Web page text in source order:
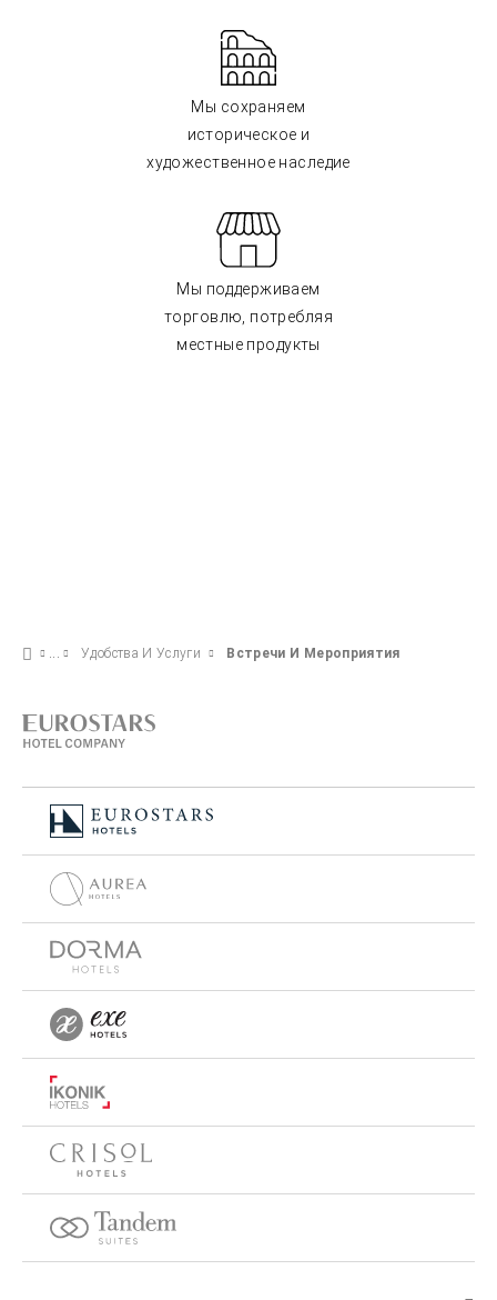
Мы сохраняем
историческое и
художественное наследие
Мы поддерживаем
торговлю, потребляя
местные продукты
Удобства И Услуги Встречи И Мероприятия